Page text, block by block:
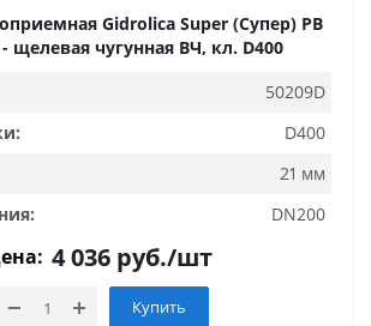
Gidrolica Super (Супер) РВ
- щелевая чугунная ВЧ, кл. D400
50209D
D400
21 мм
DN200
4 036 руб./шт
Купить